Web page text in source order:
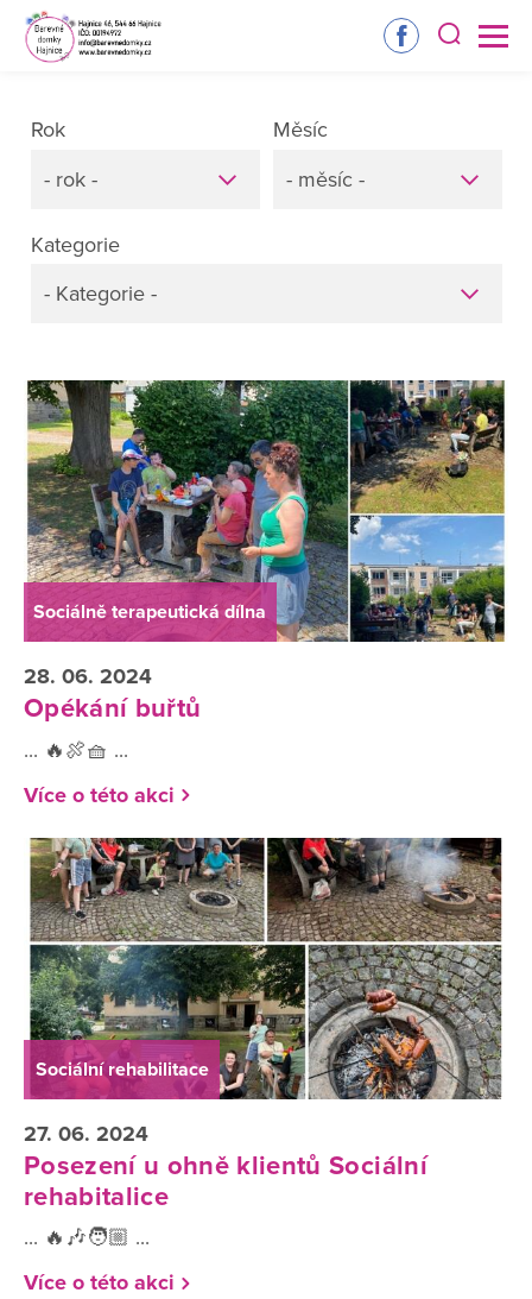
Kategorie
- Kategorie -
Rok
- rok -
Měsíc
- měsíc -
Sociálně terapeutická dílna
28. 06. 2024
Opékání buřtů
... 🔥🍖🧺 ...
Více o této akci
Sociální rehabilitace
27. 06. 2024
Posezení u ohně klientů Sociální
rehabitalice
... 🔥🎶🧑🏼 ...
Více o této akci